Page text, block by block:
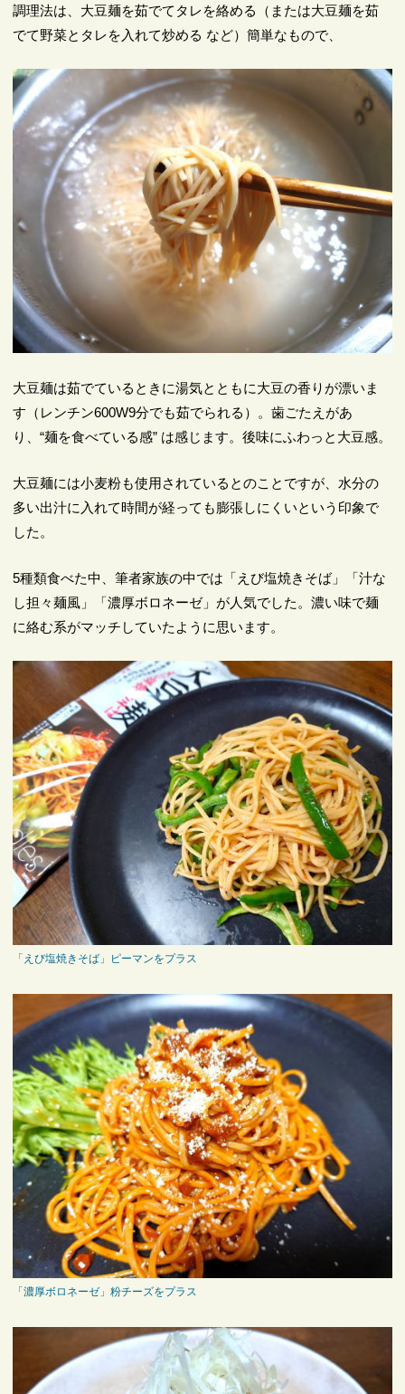
調理法は、大豆麺を茹でてタレを絡める（または大豆麺を茹
でて野菜とタレを入れて炒める など）簡単なもので、
大豆麺は茹でているときに湯気とともに大豆の香りが漂いま
す（レンチン600W9分でも茹でられる）。歯ごたえがあ
り、“麺を食べている感” は感じます。後味にふわっと大豆感。
大豆麺には小麦粉も使用されているとのことですが、水分の
多い出汁に入れて時間が経っても膨張しにくいという印象で
した。
5種類食べた中、筆者家族の中では「えび塩焼きそば」「汁な
し担々麺風」「濃厚ボロネーゼ」が人気でした。濃い味で麺
に絡む系がマッチしていたように思います。
「えび塩焼きそば」ピーマンをプラス
「濃厚ボロネーゼ」粉チーズをプラス